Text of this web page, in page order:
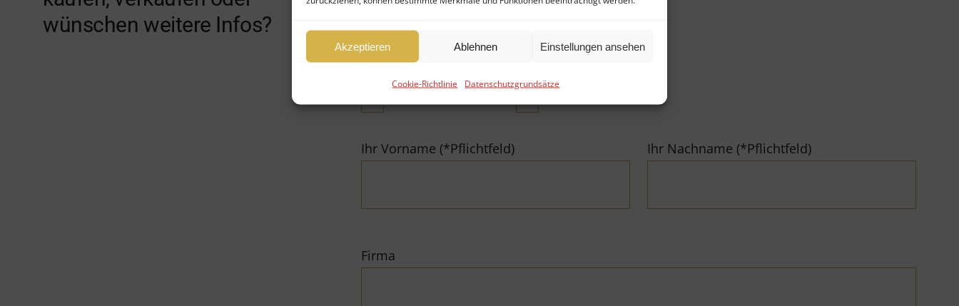
Akzeptieren Ablehnen Einstellungen ansehen
Cookie-Richtlinie Datenschutzgrundsätze
wünschen weitere Infos?
Ihr Vorname (*Pflichtfeld) Ihr Nachname (*Pflichtfeld)
Firma